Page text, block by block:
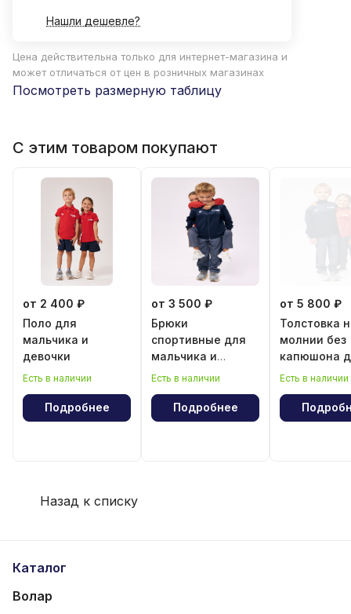
Нашли дешевле?
Цена действительна только для интернет-магазина и
может отличаться от цен в розничных магазинах
Посмотреть размерную таблицу
С этим товаром покупают
от 2 400 ₽
Поло для
мальчика и
девочки
Есть в наличии
Подробнее
от 3 500 ₽
Брюки
спортивные для
мальчика и
девочки
Есть в наличии
Подробнее
от 5 800 ₽
Толстовка
молнии без
капюшона
мальчика и
Есть в наличии
Назад к списку
Каталог
Волар